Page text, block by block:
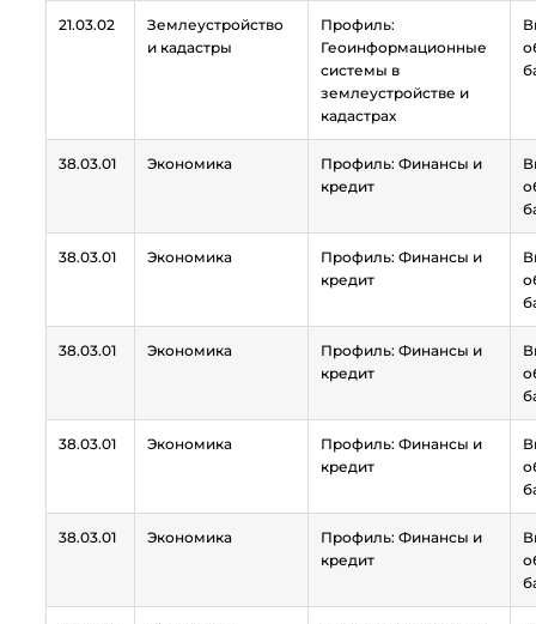
21.03.02
Землеустройство
и кадастры
Профиль:
Геоинформационные
системы в
землеустройстве и
кадастрах
38.03.01 Экономика
Профиль: Финансы и
кредит
38.03.01 Экономика
Профиль: Финансы и
кредит
38.03.01 Экономика
Профиль: Финансы и
кредит
38.03.01 Экономика
Профиль: Финансы и
кредит
38.03.01 Экономика
Профиль: Финансы и
кредит